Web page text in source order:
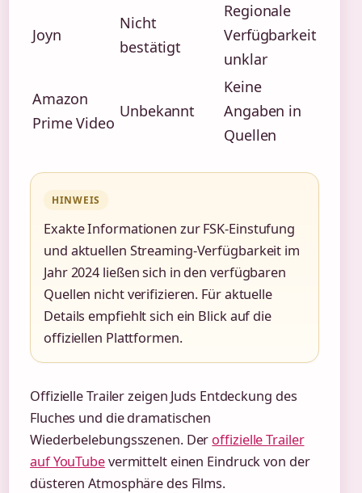
Joyn
Nicht
bestätigt
Regionale
Verfügbarkeit
unklar
Amazon
Prime Video
Unbekannt
Keine
Angaben in
Quellen
HINWEIS
Exakte Informationen zur FSK-Einstufung
und aktuellen Streaming-Verfügbarkeit im
Jahr 2024 ließen sich in den verfügbaren
Quellen nicht verifizieren. Für aktuelle
Details empfiehlt sich ein Blick auf die
offiziellen Plattformen.
Offizielle Trailer zeigen Juds Entdeckung des
Fluches und die dramatischen
Wiederbelebungsszenen. Der offizielle Trailer
auf YouTubevermittelt einen Eindruck von der
düsteren Atmosphäre des Films.